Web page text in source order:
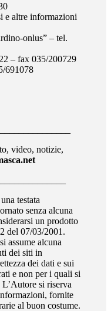
e altre informazioni
onlus” – tel.
– fax 035/200729
691078
video, notizie,
testata
senza alcuna
un prodotto
del 07/03/2001.
assume alcuna
dei siti in
dei dati e sui
e non per i quali si
si riserva
fornite
al buon costume.